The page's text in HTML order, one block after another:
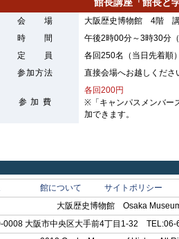
会 場 大阪歴史博物館 4階
時 間
午後2時00分～3時30分
定 員
各回250名（当日先着順）
参加方法
直接会場へお越しくださ
参 加 費
各回200円
※「キャンパスメンバー
加できます。
館について サイトポリシー
大阪歴史博物館 Osaka
0008 大阪市中央区大手前4丁目1-32